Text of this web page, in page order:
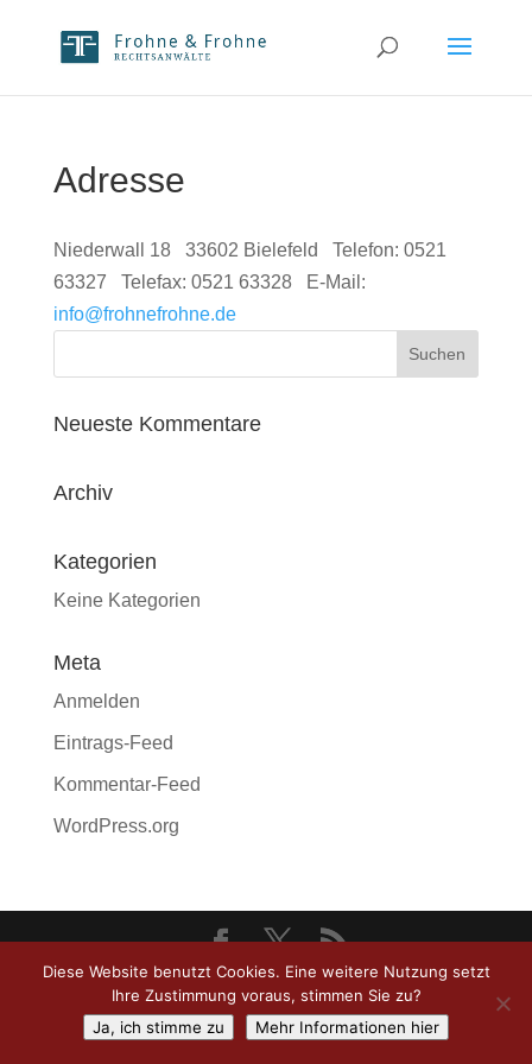
Adresse
Niederwall 18 33602 Bielefeld Telefon: 0521
63327 Telefax: 0521 63328 E-Mail:
info@frohnefrohne.de
Neueste Kommentare
Archiv
Kategorien
Keine Kategorien
Meta
Anmelden
Eintrags-Feed
Kommentar-Feed
WordPress.org
© 2018 - Frohne und Frohne, Bielefeld - Web-
Design byPlano Digital Media, Herford
Diese Website benutzt Cookies. Eine weitere Nutzung setzt
Ihre Zustimmung voraus, stimmen Sie zu?
Ja, ich stimme zu
Mehr Informationen hier